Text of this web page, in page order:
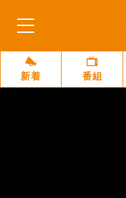
新着 番組